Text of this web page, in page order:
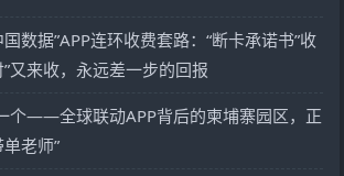
数据”APP连环收费套路：“断卡承诺书”收
又来收，永远差一步的回报
个——全球联动APP背后的柬埔寨园区，正
老师”